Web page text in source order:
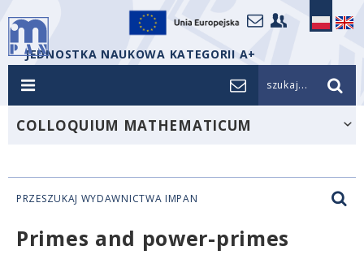
JEDNOSTKA NAUKOWA KATEGORII A+
szukaj...
COLLOQUIUM MATHEMATICUM
PRZESZUKAJ WYDAWNICTWA IMPAN
Primes and power-primes